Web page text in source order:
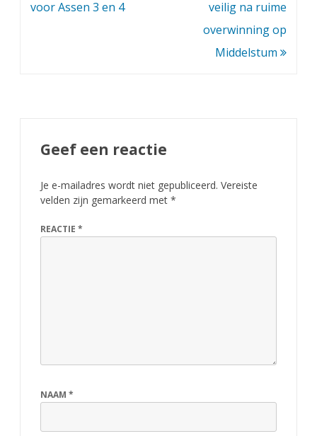
navigatie
voor Assen 3 en 4
veilig na ruime
overwinning op
Middelstum
Geef een reactie
Je e-mailadres wordt niet gepubliceerd. Vereiste
velden zijn gemarkeerd met *
REACTIE *
NAAM *